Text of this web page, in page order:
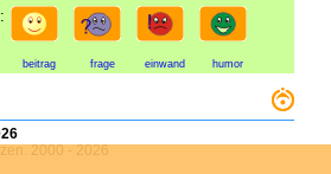
beitrag frage einwand humor
2000 - 2026